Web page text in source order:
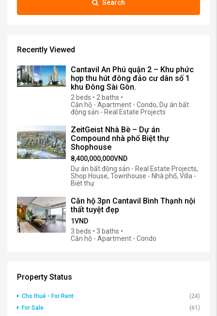
Search
Recently Viewed
Cantavil An Phú quận 2 – Khu phức
hợp thu hút đông đảo cư dân số 1
khu Đông Sài Gòn.
2 beds • 2 baths •
Căn hộ - Apartment - Condo, Dự án bất
động sản - Real Estate Projects
ZeitGeist Nhà Bè – Dự án
Compound nhà phố Biệt thự
Shophouse
8,400,000,000VND
Dự án bất động sản - Real Estate Projects,
Shop House, Townhouse - Nhà phố, Villa -
Biệt thự
Căn hộ 3pn Cantavil Bình Thạnh nội
thất tuyệt đẹp
1VND
3 beds • 3 baths •
Căn hộ - Apartment - Condo
Property Status
Cho thuê - For Rent
(24)
For Sale
(61)